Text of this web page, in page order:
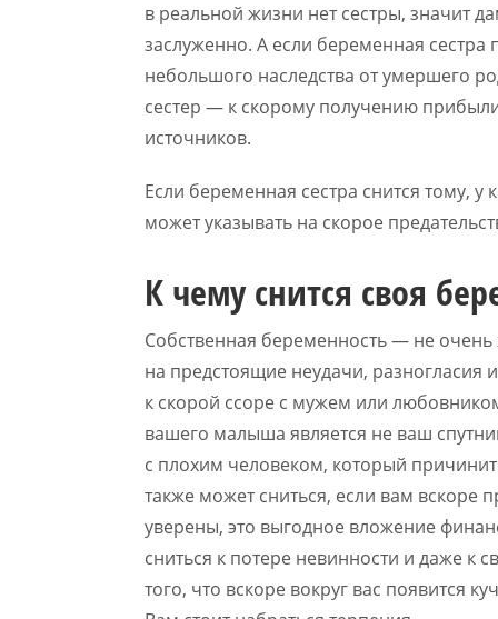
в реальной жизни нет сестры, значит
заслуженно. А если беременная
небольшого наследства от умершего
сестер — к скорому получению
источников.
Если беременная сестра снится тому, у
может указывать на скорое
К чему снится своя
Собственная беременность — не
на предстоящие неудачи,
к скорой ссоре с мужем или
вашего малыша является не ваш
с плохим человеком, который
также может сниться, если вам вскоре
уверены, это выгодное вложение
сниться к потере невинности и даже к
того, что вскоре вокруг вас появится